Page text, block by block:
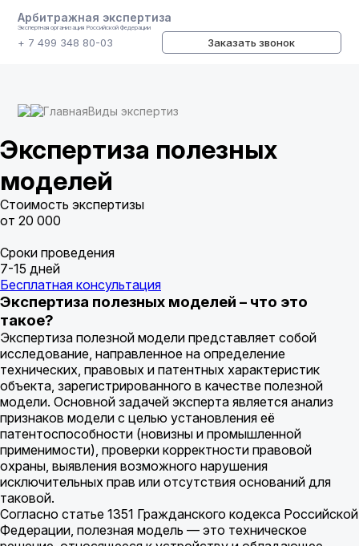
Арбитражная экспертиза
Экспертная организация Российской Федерации
+ 7 499 348 80-03 Заказать звонок
ГлавнаяВиды экспертиз
Экспертиза полезных
моделей
Стоимость экспертизы
от 20 000
Сроки проведения
7-15 дней
Бесплатная консультация
Экспертиза полезных моделей – что это
такое?
Экспертиза полезной модели представляет собой
исследование, направленное на определение
технических, правовых и патентных характеристик
объекта, зарегистрированного в качестве полезной
модели. Основной задачей эксперта является анализ
признаков модели с целью установления её
патентоспособности (новизны и промышленной
применимости), проверки корректности правовой
охраны, выявления возможного нарушения
исключительных прав или отсутствия оснований для
таковой.
Согласно статье 1351 Гражданского кодекса Российской
Федерации, полезная модель — это техническое